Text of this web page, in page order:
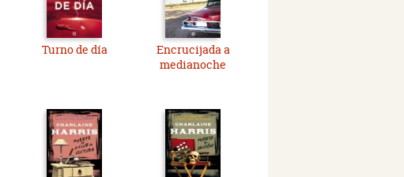
Turno de día
Encrucijada a
medianoche